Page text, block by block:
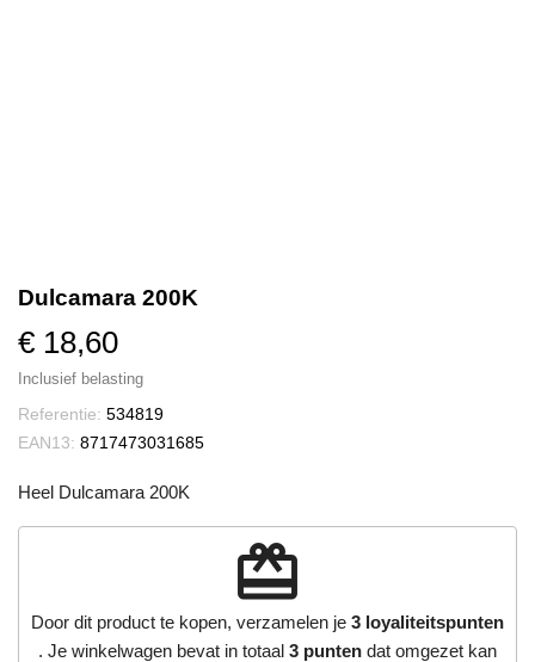
Dulcamara 200K
€ 18,60
Inclusief belasting
Referentie: 534819
EAN13: 8717473031685
Heel Dulcamara 200K
redeem
Door dit product te kopen, verzamelen je 3 loyaliteitspunten
. Je winkelwagen bevat in totaal 3 punten dat omgezet kan